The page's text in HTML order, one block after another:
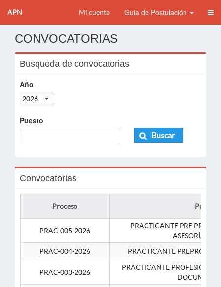
APN Mi cuenta Guia de Postulación
CONVOCATORIAS
Busqueda de convocatorias
Año
2026
Puesto
Buscar
Convocatorias
Proceso Puesto
PRAC-005-2026
PRACTICANTE PRE
ASESORÍA
PRAC-004-2026
PRACTICANTE
PRAC-003-2026
PRACTICANTE